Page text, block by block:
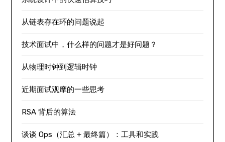
从链表存在环的问题说起
技术面试中，什么样的问题才是好问题？
从物理时钟到逻辑时钟
近期面试观摩的一些思考
RSA 背后的算法
谈谈 Ops（汇总 + 最终篇）：工具和实践